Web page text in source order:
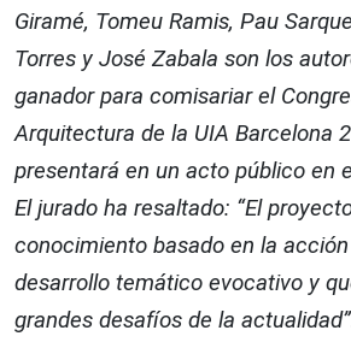
Giramé, Tomeu Ramis, Pau
Torres y José Zabala son los
ganador para comisariar el
Arquitectura de la UIA Barcelona
presentará en un acto público en
El jurado ha resaltado: “El
conocimiento basado en la
desarrollo temático evocativo y
grandes desafíos de la